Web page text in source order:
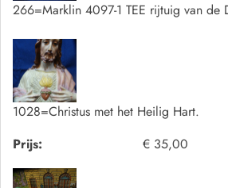
266=Marklin 4097-1 TEE rijtuig van de
1028=Christus met het Heilig Hart.
Prijs:
€ 35,00